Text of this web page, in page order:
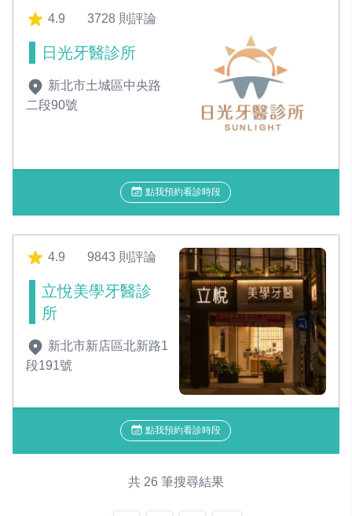
4.9 3728 則評論
日光牙醫診所
新北市土城區中央路
二段90號
點我預約看診時段
4.9 9843 則評論
立悅美學牙醫診
所
新北市新店區北新路1
段191號
點我預約看診時段
共 26 筆搜尋結果